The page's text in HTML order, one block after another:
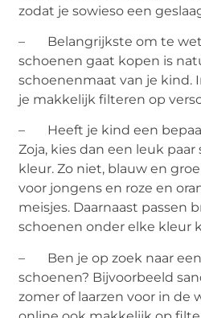
zodat je sowieso een
– Belangrijkste om te
schoenen gaat kopen is
schoenenmaat van je kind.
je makkelijk filteren op
– Heeft je kind een
Zoja, kies dan een leuk
kleur. Zo niet, blauw en
voor jongens en roze en
meisjes. Daarnaast passen
schoenen onder elke kleur
– Ben je op zoek naar een
schoenen? Bijvoorbeeld
zomer of laarzen voor in de